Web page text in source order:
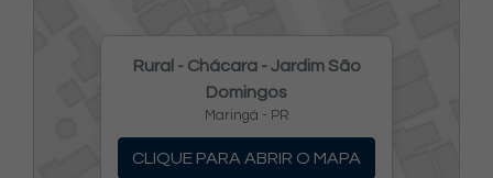
Rural - Chácara - Jardim São
Domingos
Maringá - PR
CLIQUE PARA ABRIR O MAPA